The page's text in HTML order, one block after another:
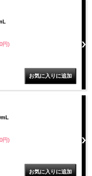
円)
円)